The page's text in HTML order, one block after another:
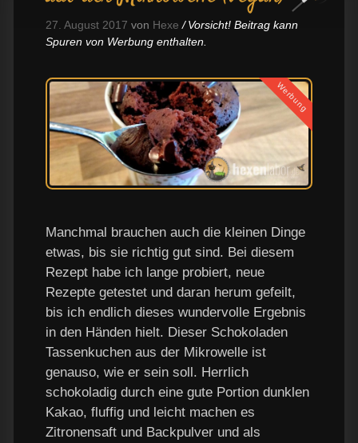
27. August 2017 von Hexe
Vorsicht! Beitrag kann
Spuren von Werbung enthalten.
Werbung
Manchmal brauchen auch die kleinen Dinge
etwas, bis sie richtig gut sind. Bei diesem
Rezept habe ich lange probiert, neue
Rezepte getestet und daran herum gefeilt,
bis ich endlich dieses wundervolle Ergebnis
in den Händen hielt. Dieser Schokoladen
Tassenkuchen aus der Mikrowelle ist
genauso, wie er sein soll. Herrlich
schokoladig durch eine gute Portion dunklen
Kakao, fluffig und leicht machen es
Zitronensaft und Backpulver und als